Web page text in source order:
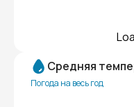
Средняя
Погода на весь год